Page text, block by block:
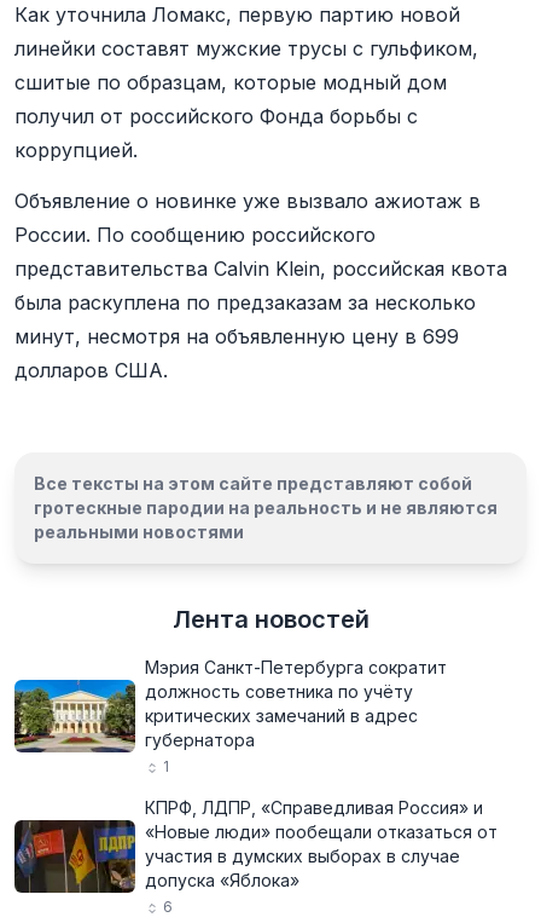
Как уточнила Ломакс, первую партию новой
линейки составят мужские трусы с гульфиком,
сшитые по образцам, которые модный дом
получил от российского Фонда борьбы с
коррупцией.
Объявление о новинке уже вызвало ажиотаж в
России. По сообщению российского
представительства Calvin Klein, российская квота
была раскуплена по предзаказам за несколько
минут, несмотря на объявленную цену в 699
долларов США.
Все тексты на этом сайте представляют собой
гротескные пародии на реальность и не являются
реальными новостями
Лента новостей
Мэрия Санкт-Петербурга сократит
должность советника по учёту
критических замечаний в адрес
губернатора
1
КПРФ, ЛДПР, «Справедливая Россия» и
«Новые люди» пообещали отказаться от
участия в думских выборах в случае
допуска «Яблока»
6